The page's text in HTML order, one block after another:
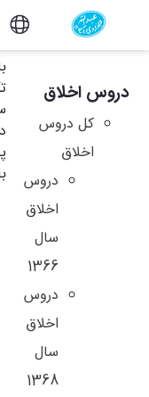
آرشیو دروس
دروس اخلاق
کل دروس
اخلاق
دروس
اخلاق
سال
1366
دروس
اخلاق
سال
1368